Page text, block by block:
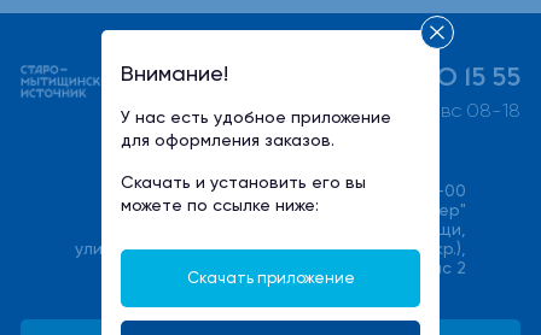
+7 (495) 730 15 55
пн-пт 08-21, сб-вс 08-18
+7(495) 540-00-00
ООО "Халмер"
141033, Московская область, г. Мытищи,
улица Фабричная (Поселок Пироговский мкр.),
стр. 17В, офис 2
Внимание!
У нас есть удобное приложение
для оформления заказов.
Скачать и установить его вы
можете по ссылке ниже:
Скачать приложение